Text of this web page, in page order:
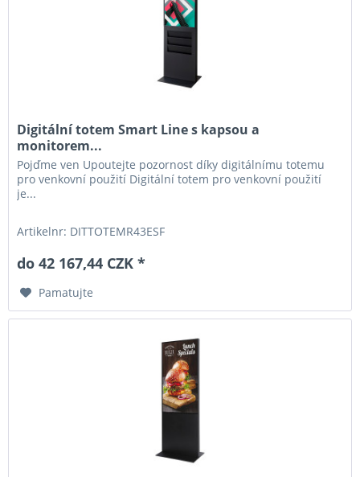
Digitální totem Smart Line s kapsou a
monitorem...
Pojďme ven Upoutejte pozornost díky digitálnímu totemu
pro venkovní použití Digitální totem pro venkovní použití
je...
Artikelnr: DITTOTEMR43ESF
do 42 167,44 CZK *
Pamatujte